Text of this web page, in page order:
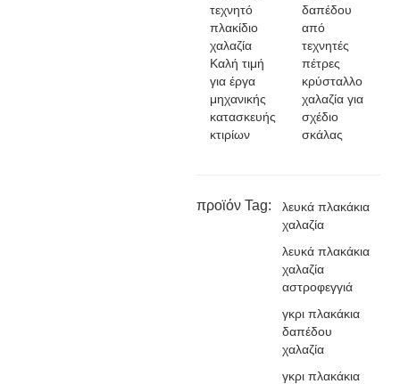
τεχνητό
πλακίδιο
χαλαζία
Καλή τιμή
για έργα
μηχανικής
κατασκευής
κτιρίων
δαπέδου
από
τεχνητές
πέτρες
κρύσταλλο
χαλαζία για
σχέδιο
σκάλας
προϊόν Tag:
λευκά πλακάκια
χαλαζία
λευκά πλακάκια
χαλαζία
αστροφεγγιά
γκρι πλακάκια
δαπέδου
χαλαζία
γκρι πλακάκια